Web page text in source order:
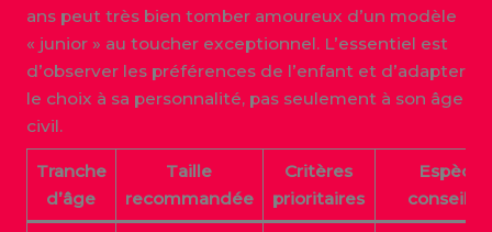
ans peut très bien tomber amoureux d’un modèle
« junior » au toucher exceptionnel. L’essentiel est
d’observer les préférences de l’enfant et d’adapter
le choix à sa personnalité, pas seulement à son âge
civil.
Tranche
d’âge
Taille
recommandée
Critères
prioritaires
Espèces